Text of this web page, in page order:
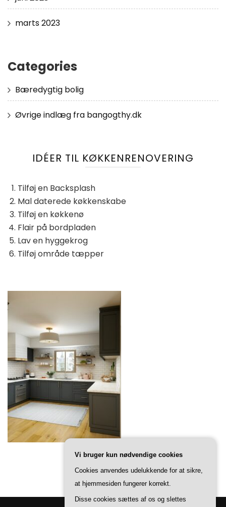
marts 2023
Categories
Bæredygtig bolig
Øvrige indlæg fra bangogthy.dk
IDÉER TIL KØKKENRENOVERING
Tilføj en Backsplash
Mal daterede køkkenskabe
Tilføj en køkkenø
Flair på bordpladen
Lav en hyggekrog
Tilføj område tæpper
Vi bruger kun nødvendige cookies
Cookies anvendes udelukkende for at sikre,
at hjemmesiden fungerer korrekt.
Disse cookies sættes af os og slettes